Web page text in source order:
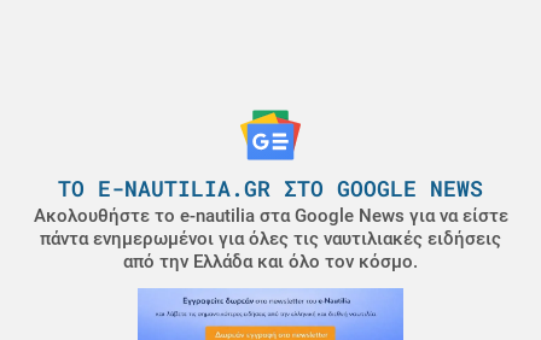
ΤΟ E-NAUTILIA.GR ΣΤΟ GOOGLE NEWS
Ακολουθήστε το e-nautilia στα Google News για να είστε
πάντα ενημερωμένοι για όλες τις ναυτιλιακές ειδήσεις
από την Ελλάδα και όλο τον κόσμο.